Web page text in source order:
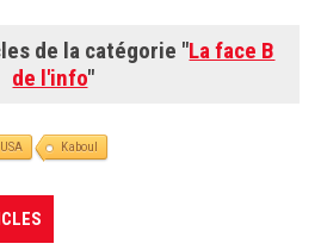
de la catégorie "La face B
de l'info"
USA Kaboul